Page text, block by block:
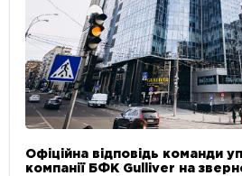
Офіційна відповідь команди
компанії БФК Gulliver на